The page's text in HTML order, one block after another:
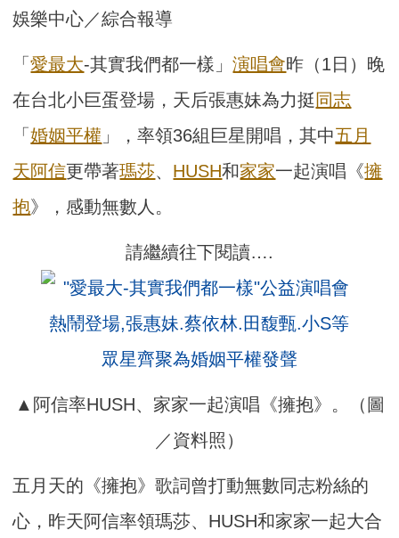
娛樂中心／綜合報導
「愛最大-其實我們都一樣」演唱會昨（1日）晚
在台北小巨蛋登場，天后張惠妹為力挺 同志
「婚姻平權 」，率領36組巨星開唱，其中五月
天阿信更帶著瑪莎、 HUSH和家家一起演唱《擁
抱》，感動無數人。
請繼續往下閱讀….
▲阿信率HUSH、家家一起演唱《擁抱》。（圖
／資料照）
五月天的《擁抱》歌詞曾打動無數同志粉絲的
心，昨天阿信率領瑪莎、HUSH和家家一起大合